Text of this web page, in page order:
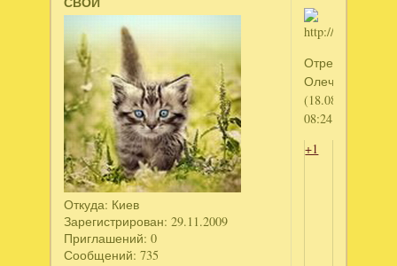
Откуда: Киев
Зарегистрирован: 29.11.2009
Приглашений: 0
Сообщений: 735
Олечка
(18.08.2010
08:24:44)
+1